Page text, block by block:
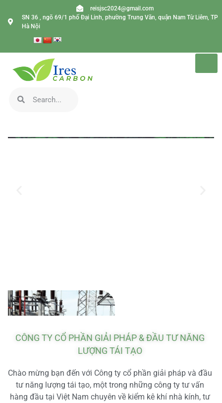
reisjsc2024@gmail.com
SN 36 , ngõ 69/1 phố Đại Linh, phường Trung Văn, quận Nam Từ Liêm, TP
Hà Nội
CÔNG TY CỔ PHẦN GIẢI PHÁP & ĐẦU TƯ NĂNG
LƯỢNG TÁI TẠO
Chào mừng bạn đến với Công ty cổ phần giải pháp và đầu
tư năng lượng tái tạo, một trong những công ty tư vấn
hàng đầu tại Việt Nam chuyên về kiểm kê khí nhà kính, tư